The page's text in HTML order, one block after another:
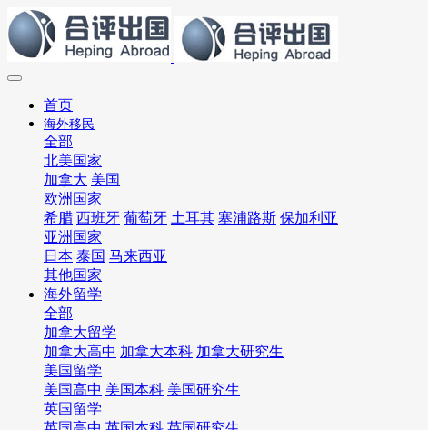
首页
海外移民
全部
北美国家
加拿大 美国
欧洲国家
希腊 西班牙 葡萄牙 土耳其 塞浦路斯 保加利亚
亚洲国家
日本 泰国 马来西亚
其他国家
海外留学
全部
加拿大留学
加拿大高中 加拿大本科 加拿大研究生
美国留学
美国高中 美国本科 美国研究生
英国留学